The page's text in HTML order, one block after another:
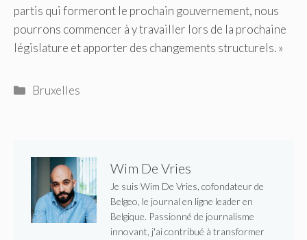
partis qui formeront le prochain gouvernement, nous
pourrons commencer à y travailler lors de la prochaine
législature et apporter des changements structurels. »
Catégories
Bruxelles
Wim De Vries
Je suis Wim De Vries, cofondateur de
Belgeo, le journal en ligne leader en
Belgique. Passionné de journalisme
innovant, j'ai contribué à transformer